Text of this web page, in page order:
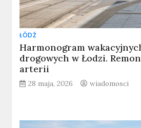
ŁÓDŹ
Harmonogram
drogowych w Łodzi.
arterii
28 maja, 2026 wiadomosci